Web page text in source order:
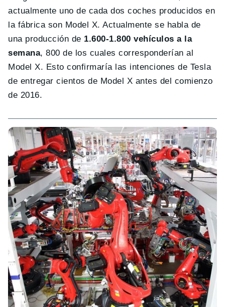
actualmente uno de cada dos coches producidos en
la fábrica son Model X. Actualmente se habla de
una producción de 1.600-1.800 vehículos a la
semana, 800 de los cuales corresponderían al
Model X. Esto confirmaría las intenciones de Tesla
de entregar cientos de Model X antes del comienzo
de 2016.